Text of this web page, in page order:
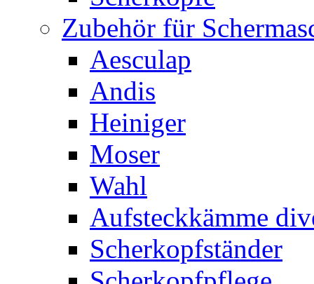
Zubehör für
Aesculap
Andis
Heiniger
Moser
Wahl
Aufsteckkämme
Scherkopfständer